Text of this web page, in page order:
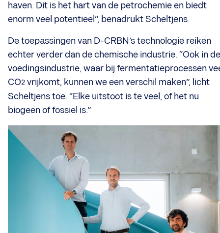
haven. Dit is het hart van de petrochemie en biedt
enorm veel potentieel”, benadrukt Scheltjens.
De toepassingen van D-CRBN’s technologie reiken
echter verder dan de chemische industrie. “Ook in de
voedingsindustrie, waar bij fermentatieprocessen
CO2 vrijkomt, kunnen we een verschil maken”, licht
Scheltjens toe. “Elke uitstoot is te veel, of het nu
biogeen of fossiel is.”